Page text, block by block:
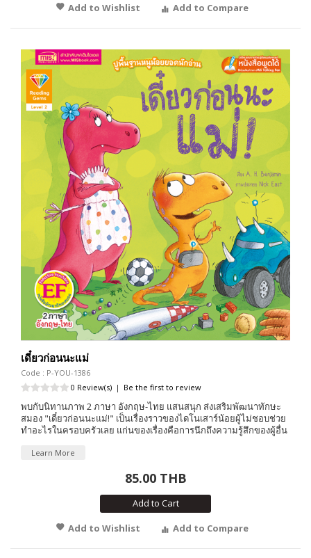
Add to Wishlist
Add to Compare
เดี๋ยวก่อนนะแม่
Code : P-YOU-1386
0 Review(s) | Be the first to review
พบกับนิทานภาพ 2 ภาษา อังกฤษ-ไทย แสนสนุก ส่งเสริมพัฒนาทักษะ
สมอง "เดี๋ยวก่อนนะแม่!" เป็นเรื่องราวของไดโนเสาร์น้อยผู้ไม่ชอบช่วย
ทำอะไรในครอบครัวเลย แก่นของเรื่องคือการนึกถึงความรู้สึกของผู้อื่น
Learn More
85.00 THB
Add to Cart
Add to Wishlist
Add to Compare